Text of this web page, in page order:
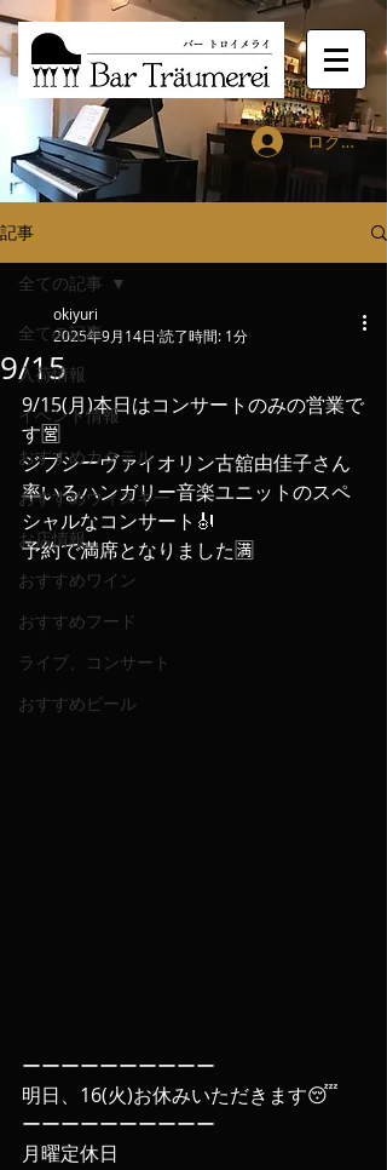
ログイン
記事
全ての記事
入荷情報
イベント情報
おすすめカクテル
おすすめウィスキー
お店情報
おすすめワイン
おすすめフード
ライブ、コンサート
おすすめビール
全ての記事
9/15
okiyuri
2025年9月14日 読了時間: 1分
9/15(月)本日はコンサートのみの営業で
す🈺
ジプシーヴァイオリン古舘由佳子さん
率いるハンガリー音楽ユニットのスペ
シャルなコンサート🎻
予約で満席となりました🈵
ーーーーーーーーーー
明日、16(火)お休みいただきます😴
ーーーーーーーーーー
月曜定休日